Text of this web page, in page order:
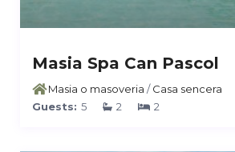
Masia Spa Can Pascol
Masia o masoveria /Casa sencera
Guests: 5 2 2